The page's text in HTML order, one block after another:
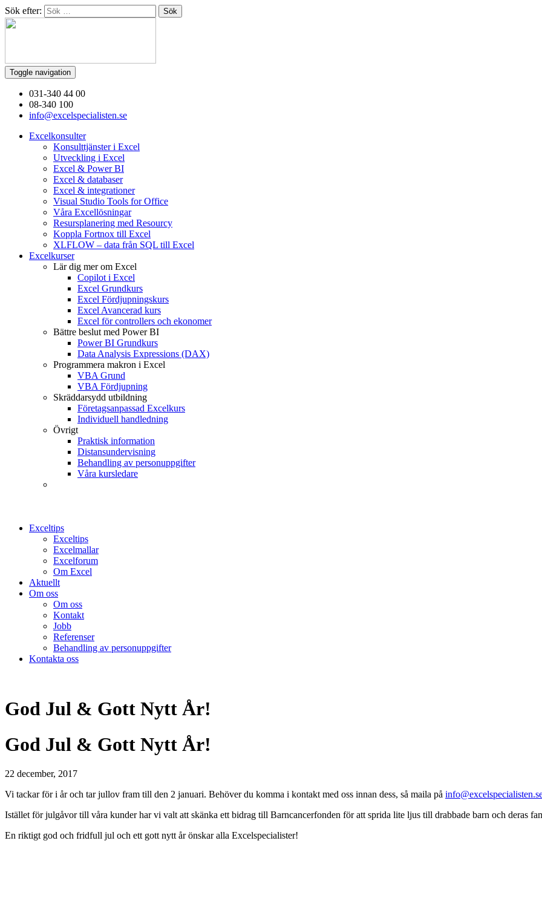
Sök efter:
Toggle navigation
031-340 44 00
08-340 100
info@excelspecialisten.se
Excelkonsulter
Konsulttjänster i Excel
Utveckling i Excel
Excel & Power BI
Excel & databaser
Excel & integrationer
Visual Studio Tools for Office
Våra Excellösningar
Resursplanering med Resourcy
Koppla Fortnox till Excel
XLFLOW – data från SQL till Excel
Excelkurser
Lär dig mer om Excel
Copilot i Excel
Excel Grundkurs
Excel Fördjupningskurs
Excel Avancerad kurs
Excel för controllers och ekonomer
Bättre beslut med Power BI
Power BI Grundkurs
Data Analysis Expressions (DAX)
Programmera makron i Excel
VBA Grund
VBA Fördjupning
Skräddarsydd utbildning
Företagsanpassad Excelkurs
Individuell handledning
Övrigt
Praktisk information
Distansundervisning
Behandling av personuppgifter
Våra kursledare
Exceltips
Exceltips
Excelmallar
Excelforum
Om Excel
Aktuellt
Om oss
Om oss
Kontakt
Jobb
Referenser
Behandling av personuppgifter
Kontakta oss
God Jul & Gott Nytt År!
God Jul & Gott Nytt År!
22 december, 2017
Vi tackar för i år och tar jullov fram till den 2 januari. Behöver du komma i kontakt med oss innan dess, så maila på
Istället för julgåvor till våra kunder har vi valt att skänka ett bidrag till Barncancerfonden för att sprida lite ljus till drabbade barn och deras
En riktigt god och fridfull jul och ett gott nytt år önskar alla Excelspecialister!